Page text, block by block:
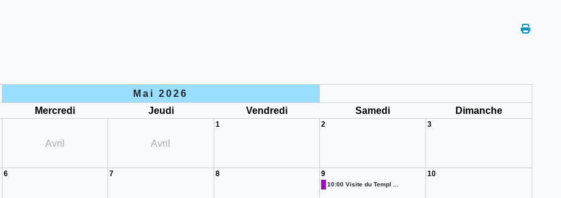
Mai 2026
Mercredi Jeudi Vendredi Samedi Dimanche
Avril Avril
1 2 3
6 7 8 9
10:00 Visite du Templ ...
10